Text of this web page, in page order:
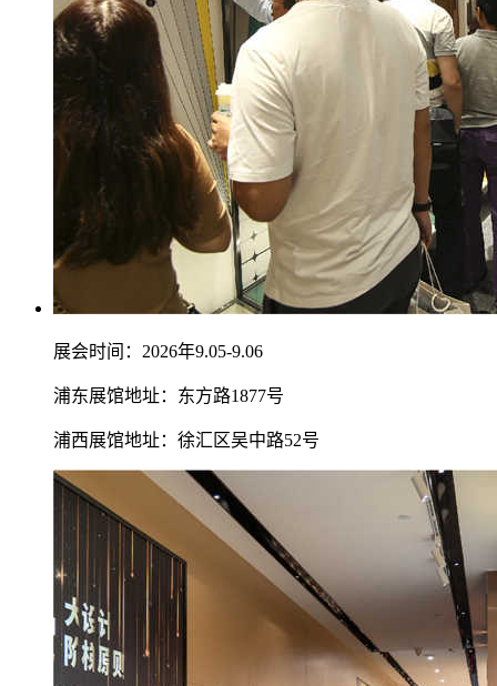
展会时间：2026年9.05-9.06
浦东展馆地址：东方路1877号
浦西展馆地址：徐汇区吴中路52号